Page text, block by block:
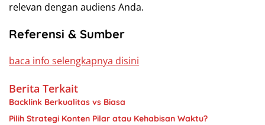
relevan dengan audiens Anda.
Referensi & Sumber
baca info selengkapnya disini
Berita Terkait
Backlink Berkualitas vs Biasa
Pilih Strategi Konten Pilar atau Kehabisan Waktu?